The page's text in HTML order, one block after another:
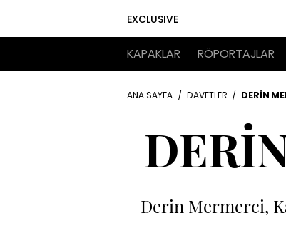
EXCLUSIVE
KAPAKLAR RÖPORTAJLAR
ANA SAYFA / DAVETLER / DERİN
Derin Mermerci,